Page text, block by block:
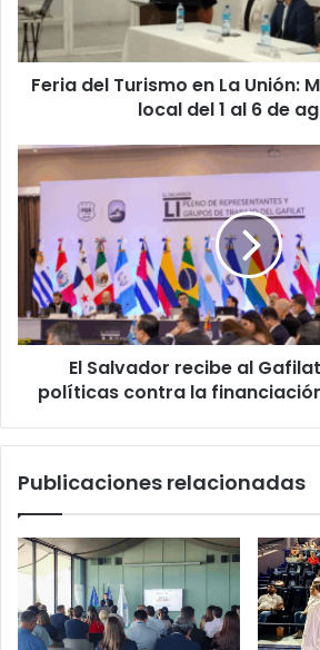
Motor
económico
local
del
6
agosto
Feria del Turismo en La Unión:
local del 1 al 6 de
El
Salvador
recibe
Gafilat
reforzando
políticas
contra
la
financiaciónEl Salvador recibe al
políticas contra la
Publicaciones relacionadas